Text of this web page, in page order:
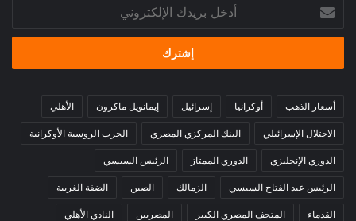
بريدك
الإلكتروني
أسعار الذهب أوكرانيا إسرائيل إيمانويل ماكرون الأهلي
الاحتلال الإسرائيلي البنك المركزي المصري الحرب الروسية الأوكرانية
الدوري الإنجليزي الدوري الممتاز الرئيس السيسي
الرئيس عبد الفتاح السيسي الزمالك الصين الضفة الغربية
القدماء المتحف المصري الكبير المصريين النادي الأهلي